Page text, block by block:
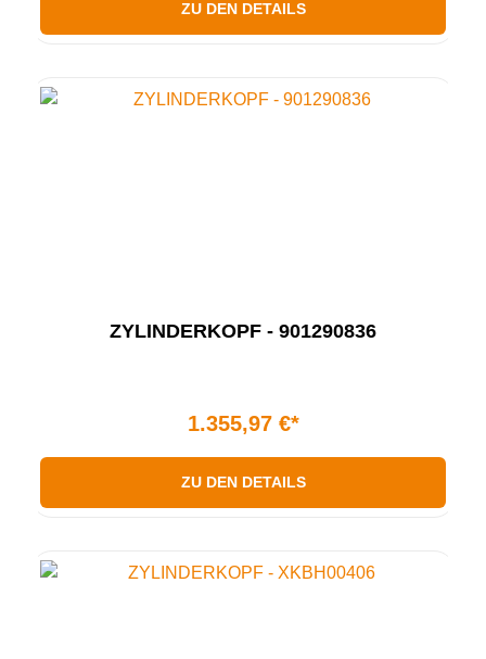
ZU DEN DETAILS
ZYLINDERKOPF - 901290836
1.355,97 €*
ZU DEN DETAILS